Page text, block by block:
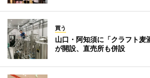
買う
山口・阿知須に「クラフト
が開設、直売所も併設